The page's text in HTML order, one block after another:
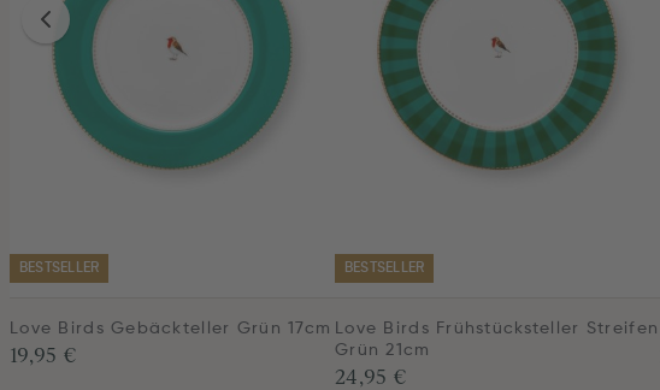
BESTSELLER
Love Birds Gebäckteller Grün 17cm
19,95 €
BESTSELLER
Love Birds Frühstücksteller Streifen
Grün 21cm
24,95 €